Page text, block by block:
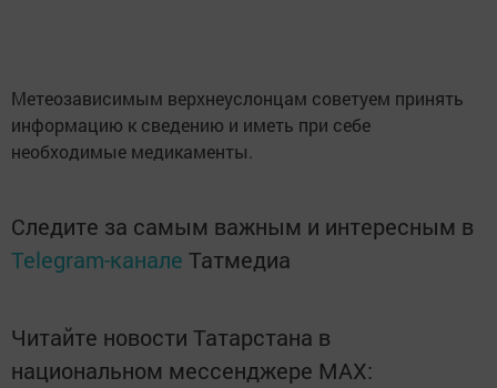
Метеозависимым верхнеуслонцам советуем принять
информацию к сведению и иметь при себе
необходимые медикаменты.
Следите за самым важным и интересным в
Telegram-канале Татмедиа
Читайте новости Татарстана в
национальном мессенджере MАХ: